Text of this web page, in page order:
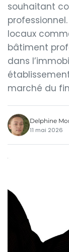
souhaitant
locaux
bâtiment
dans
marché du
Delphine
11 mai 2026